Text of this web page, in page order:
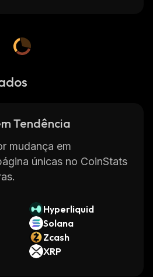
Tendência
mudança em
únicas no CoinStats
Hyperliquid
Solana
Zcash
XRP